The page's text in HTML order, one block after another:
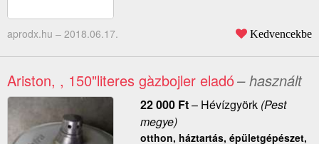
aprodx.hu – 2018.06.17. Kedvencekbe
Ariston, , 150"literes gàzbojler eladó– használt
22 000 Ft– Hévízgyörk(Pest
megye)
otthon, háztartás, épületgépészet,